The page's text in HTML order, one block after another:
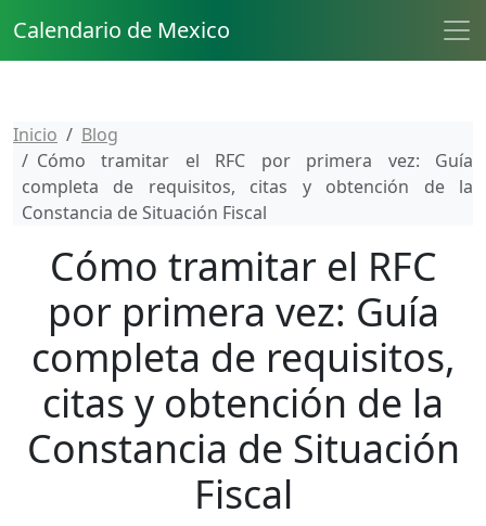
Calendario de Mexico
Inicio
Blog
Cómo tramitar el RFC por primera vez: Guía
completa de requisitos, citas y obtención de la
Constancia de Situación Fiscal
Cómo tramitar el RFC
por primera vez: Guía
completa de requisitos,
citas y obtención de la
Constancia de Situación
Fiscal